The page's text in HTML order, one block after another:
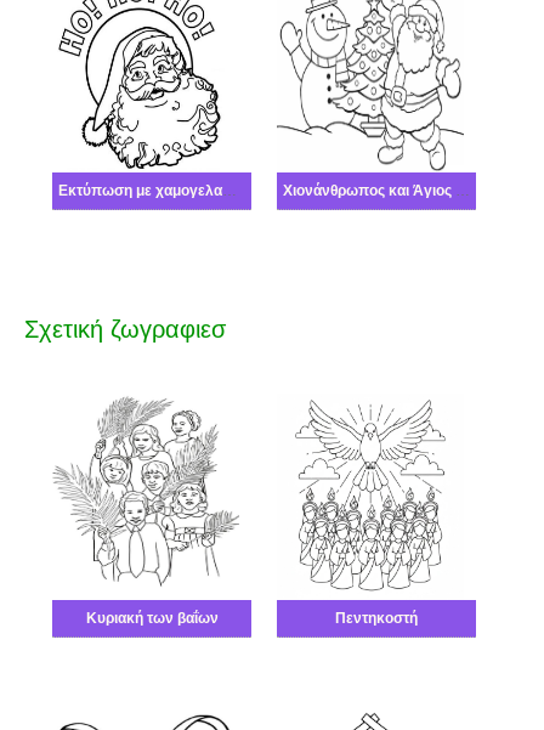
Εκτύπωση με χαμογελαστό Άγιο Βασίλη Χιονάνθρωπος και Άγιος Βασίλης
Σχετική ζωγραφιεσ
Κυριακή των βαΐων Πεντηκοστή